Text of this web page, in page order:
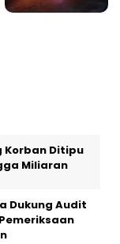
Korban Ditipu
Miliaran
Dukung Audit